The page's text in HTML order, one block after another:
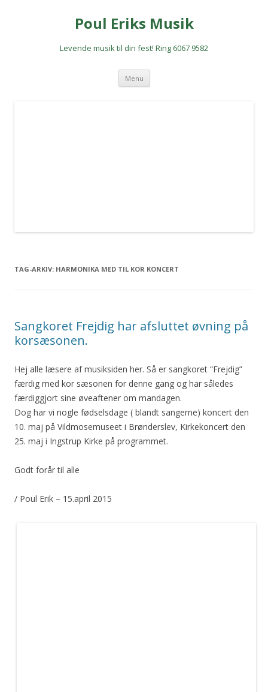
Poul Eriks Musik
Levende musik til din fest! Ring 6067 9582
Menu Hop
indhold
TAG-ARKIV: HARMONIKA MED TIL KOR KONCERT
Sangkoret Frejdig har afsluttet øvning på
korsæsonen.
Hej alle læsere af musiksiden her. Så er sangkoret “Frejdig”
færdig med kor sæsonen for denne gang og har således
færdiggjort sine øveaftener om mandagen.
Dog har vi nogle fødselsdage ( blandt sangerne) koncert den
10. maj på Vildmosemuseet i Brønderslev, Kirkekoncert den
25. maj i Ingstrup Kirke på programmet.
Godt forår til alle
/ Poul Erik – 15.april 2015